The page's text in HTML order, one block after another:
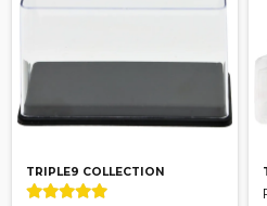
TRIPLE9 COLLECTION